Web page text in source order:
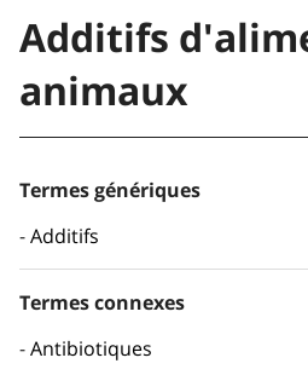
Additifs
animaux
Termes génériques
Additifs
Termes connexes
Antibiotiques